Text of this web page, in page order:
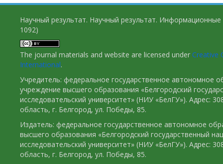
Научный результат. Научный результат. Информационные
1092)
The journal materials and website are licensed under Creative
International.
Учредитель: федеральное государственное автономное
учреждение высшего образования «Белгородский
исследовательский университет» (НИУ «БелГУ»). Адрес:
область, г. Белгород, ул. Победы, 85.
Издатель: федеральное государственное автономное
высшего образования «Белгородский государственный
исследовательский университет» (НИУ «БелГУ»). Адрес:
область, г. Белгород, ул. Победы, 85.